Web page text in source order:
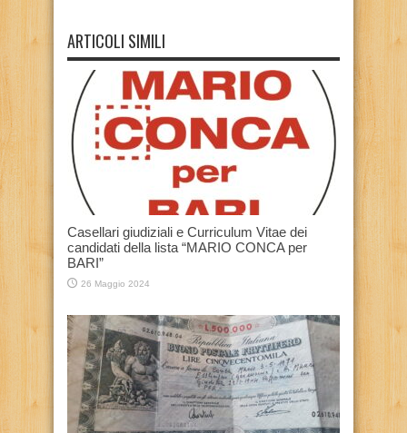
ARTICOLI SIMILI
Casellari giudiziali e Curriculum Vitae dei
candidati della lista “MARIO CONCA per
BARI”
26 Maggio 2024